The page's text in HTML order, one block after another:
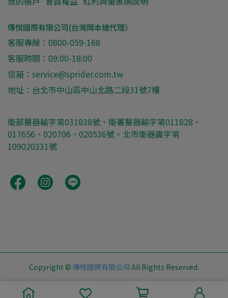
傳悅國際有限公司(台灣岡本總代理）
客服專線：0800-059-168
客服時間：09:00-18:00
信箱：service@sprider.com.tw
地址：台北市中山區中山北路二段31號7樓
衛部醫器輸字第031838號、衛署醫器輸字第011828、
017656、020706、020536號，北市衛器廣字第
109020331號
Copyright © 傳悅國際有限公司 All Rights Reserved.